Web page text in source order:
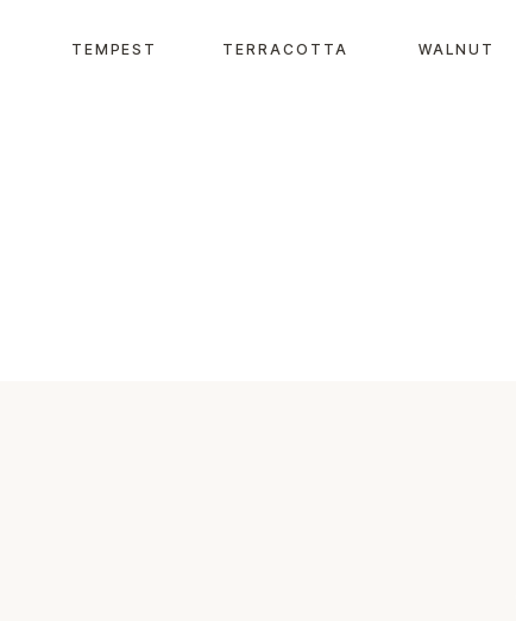
TEMPEST TERRACOTTA WALNUT